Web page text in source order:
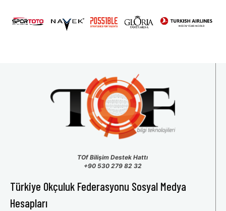
TOf Bilişim Destek Hattı
+90 530 279 82 32
Türkiye Okçuluk Federasyonu Sosyal Medya
Hesapları